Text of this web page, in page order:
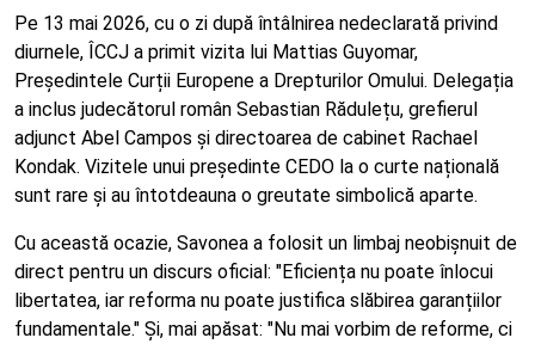
Pe 13 mai 2026, cu o zi după întâlnirea nedeclarată privind
diurnele, ÎCCJ a primit vizita lui Mattias Guyomar,
Președintele Curții Europene a Drepturilor Omului. Delegația
a inclus judecătorul român Sebastian Rădulețu, grefierul
adjunct Abel Campos și directoarea de cabinet Rachael
Kondak. Vizitele unui președinte CEDO la o curte națională
sunt rare și au întotdeauna o greutate simbolică aparte.
Cu această ocazie, Savonea a folosit un limbaj neobișnuit de
direct pentru un discurs oficial: "Eficiența nu poate înlocui
libertatea, iar reforma nu poate justifica slăbirea garanțiilor
fundamentale." Și, mai apăsat: "Nu mai vorbim de reforme, ci